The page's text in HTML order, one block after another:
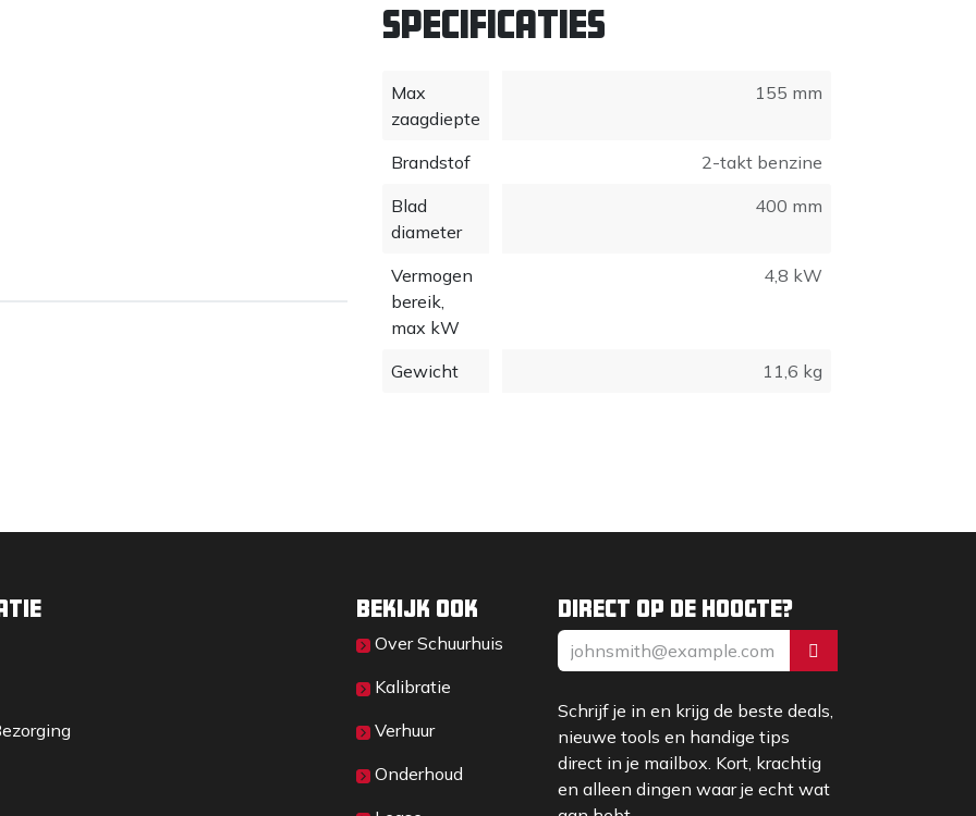
104 dB(A)
Specificaties
Max
zaagdiepte
155 mm
Brandstof
2-takt benzine
Blad
diameter
400 mm
Vermogen
bereik,
max kW
4,8 kW
Gewicht 11,6 kg
Direct op de hoogte?
Schrijf je in en krijg de beste deals,
nieuwe tools en handige tips
direct in je mailbox. Kort, krachtig
en alleen dingen waar je echt wat
Bekijk ook
Over Sc​huurhuis
Kalibratie
Verhuur
Onderhoud